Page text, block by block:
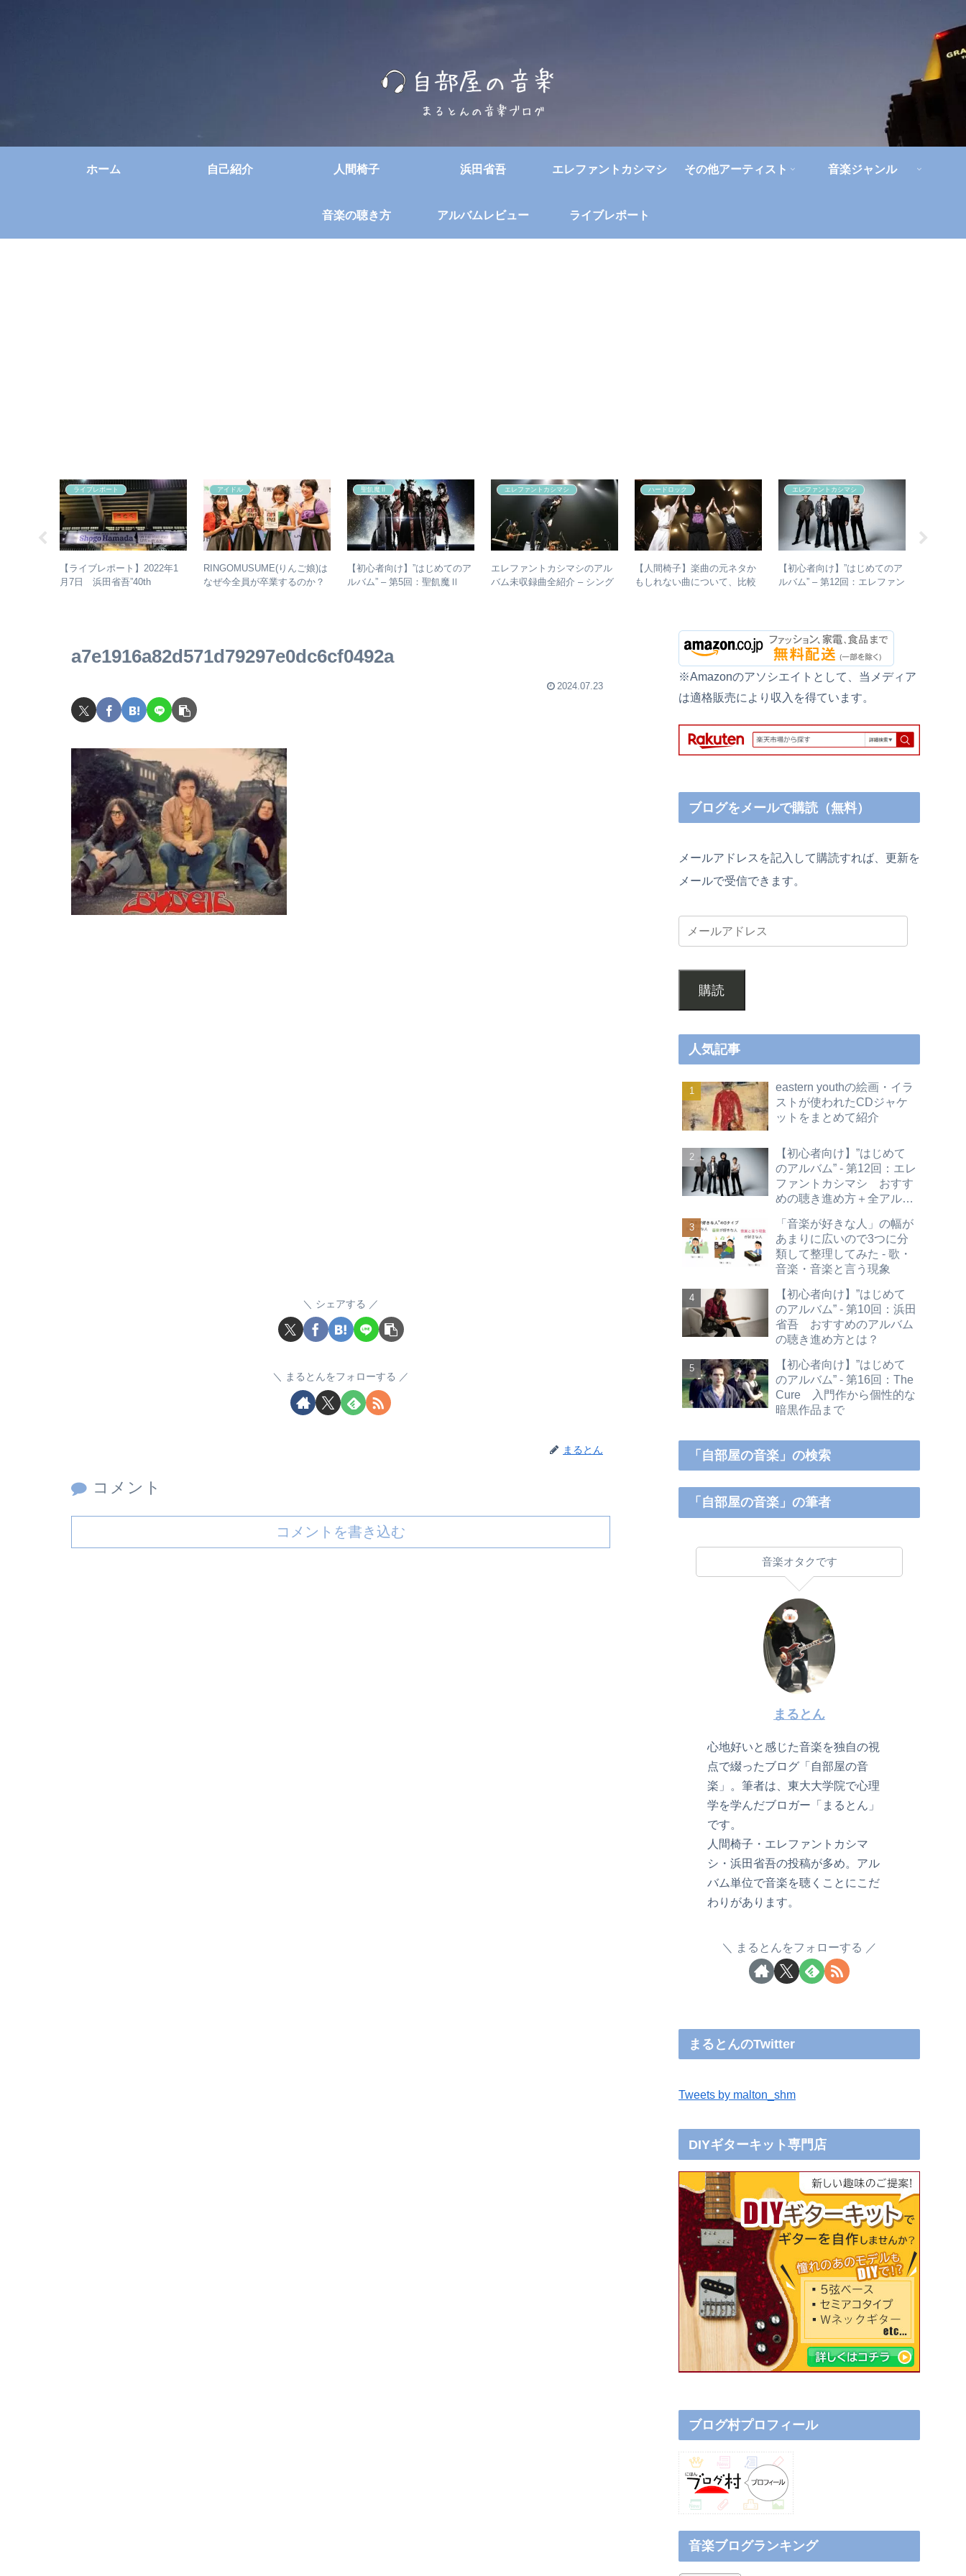
ホーム 自己紹介 人間椅子 浜田省吾 エレファントカシマシ その他アーティスト 音楽ジャンル
音楽の聴き方 アルバムレビュー ライブレポート
ライブレポート
【ライブレポート】2022年1
月7日 浜田省吾”40th
アイドル
RINGOMUSUME(りんご娘)は
なぜ今全員が卒業するのか？
聖飢魔Ⅱ
【初心者向け】”はじめてのア
ルバム” – 第5回：聖飢魔Ⅱ
エレファントカシマシ
エレファントカシマシのアル
バム未収録曲全紹介 – シング
ハードロック
【人間椅子】楽曲の元ネタか
もしれない曲について、比較
エレファントカシマシ
【初心者向け】”はじめてのア
ルバム” – 第12回：エレファン
a7e1916a82d571d79297e0dc6cf0492a
2024.07.23
シェアする
まるとんをフォローする
まるとん
コメント
コメントを書き込む
※Amazonのアソシエイトとして、当メディア
は適格販売により収入を得ています。
ブログをメールで購読（無料）
メールアドレスを記入して購読すれば、更新を
メールで受信できます。
購読
人気記事
eastern youthの絵画・イラ
ストが使われたCDジャケ
ットをまとめて紹介
【初心者向け】”はじめて
のアルバム” - 第12回：エレ
ファントカシマシ おすす
めの聴き進め方＋全アルバ
「音楽が好きな人」の幅が
あまりに広いので3つに分
類して整理してみた - 歌・
音楽・音楽と言う現象
【初心者向け】”はじめて
のアルバム” - 第10回：浜田
省吾 おすすめのアルバム
の聴き進め方とは？
【初心者向け】”はじめて
のアルバム” - 第16回：The
Cure 入門作から個性的な
暗黒作品まで
「自部屋の音楽」の検索
「自部屋の音楽」の筆者
音楽オタクです
まるとん
心地好いと感じた音楽を独自の視
点で綴ったブログ「自部屋の音
楽」。筆者は、東大大学院で心理
学を学んだブロガー「まるとん」
です。
人間椅子・エレファントカシマ
シ・浜田省吾の投稿が多め。アル
バム単位で音楽を聴くことにこだ
わりがあります。
まるとんをフォローする
まるとんのTwitter
Tweets by malton_shm
DIYギターキット専門店
ブログ村プロフィール
音楽ブログランキング